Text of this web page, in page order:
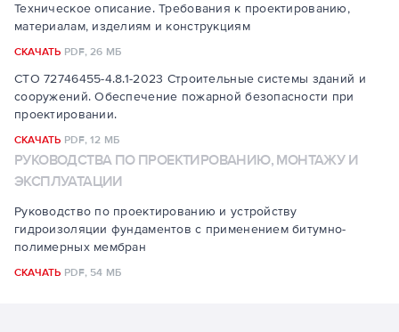
Техническое описание. Требования к проектированию,
материалам, изделиям и конструкциям
СКАЧАТЬ PDF,26 МБ
СТО 72746455-4.8.1-2023 Строительные системы зданий и
сооружений. Обеспечение пожарной безопасности при
проектировании.
СКАЧАТЬ PDF,12 МБ
РУКОВОДСТВА ПО ПРОЕКТИРОВАНИЮ, МОНТАЖУ И
ЭКСПЛУАТАЦИИ
Руководство по проектированию и устройству
гидроизоляции фундаментов с применением битумно-
полимерных мембран
СКАЧАТЬ PDF, 54 МБ